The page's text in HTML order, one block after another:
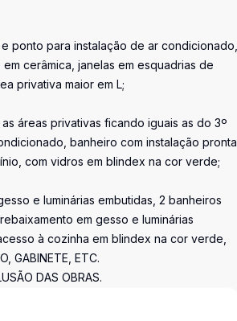
ponto para instalação de ar condicionado,
cerâmica, janelas em esquadrias de
privativa maior em L;
áreas privativas ficando iguais as do 3º
banheiro com instalação pronta
com vidros em blindex na cor verde;
e luminárias embutidas, 2 banheiros
em gesso e luminárias
à cozinha em blindex na cor verde,
GABINETE, ETC.
DAS OBRAS.